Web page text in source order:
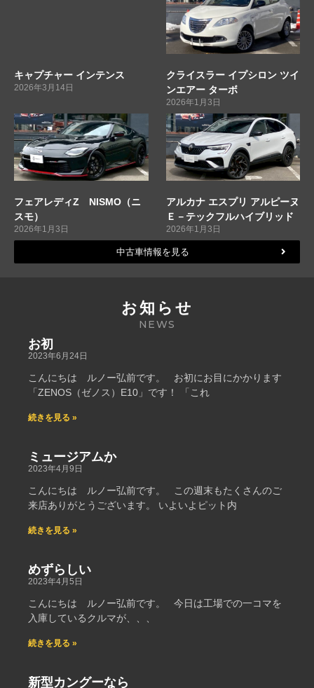
キャプチャー インテンス
2026年3月14日
クライスラー イプシロン ツイ
ンエアー ターボ
2026年1月3日
フェアレディZ NISMO（ニ
スモ）
2026年1月3日
アルカナ エスプリ アルピーヌ
Ｅ－テックフルハイブリッド
2026年1月3日
中古車情報を見る
お知らせ
NEWS
お初
2023年6月24日
こんにちは ルノー弘前です。 お初にお目にかかります
「ZENOS（ゼノス）E10」です！ 「これ
続きを見る »
ミュージアムか
2023年4月9日
こんにちは ルノー弘前です。 この週末もたくさんのご
来店ありがとうございます。 いよいよピット内
続きを見る »
めずらしい
2023年4月5日
こんにちは ルノー弘前です。 今日は工場での一コマを
入庫しているクルマが、、、
続きを見る »
新型カングーなら